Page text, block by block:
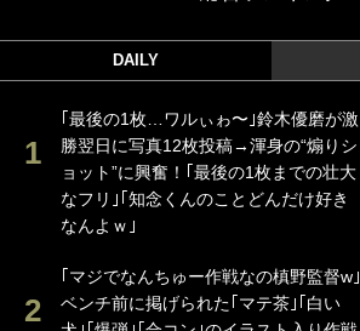
DAILY
｢最後の1枚…ワルぃゎ〜｣鈴木優磨が激
勝翌日に写真12枚投稿→渾身の“煽りシ
ョット”に興奮！｢最後の1枚までの壮大
なフリ｣｢知念くんのことどんだけ好き
なんよｗ｣
｢マジでなんちゅー作戦なの槙野監督w｣
ベンチ前に掲げられた｢マテ茶｣｢白い